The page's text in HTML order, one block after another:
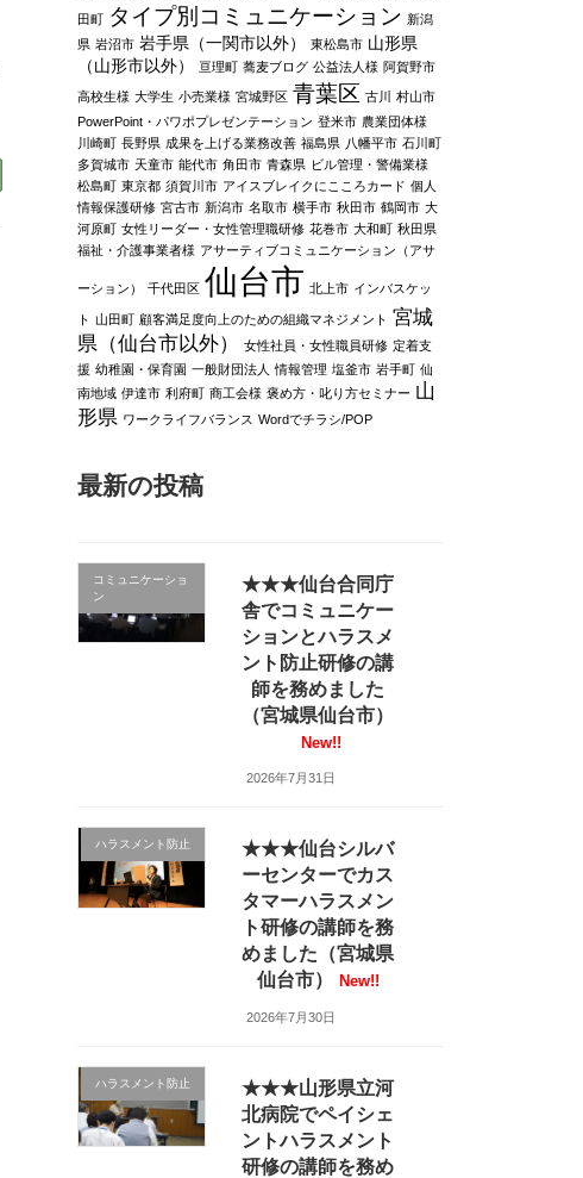
田町 タイプ別コミュニケーション 新潟
県 岩沼市 岩手県（一関市以外） 東松島市 山形県
（山形市以外）
亘理町 蕎麦ブログ 公益法人様 阿賀野市
高校生様 大学生 小売業様 宮城野区 青葉区 古川
村山市
PowerPoint・パワポプレゼンテーション 登米市 農業団体様
川崎町 長野県 成果を上げる業務改善 福島県 八幡平市 石川町
多賀城市 天童市 能代市 角田市 青森県 ビル管理・警備業様
松島町 東京都 須賀川市 アイスブレイクにこころカード 個人
情報保護研修 宮古市 新潟市 名取市 横手市 秋田市 鶴岡市 大
河原町 女性リーダー・女性管理職研修 花巻市 大和町 秋田県
福祉・介護事業者様 アサーティブコミュニケーション（アサ
ーション） 千代田区 仙台市 北上市 インバスケッ
ト 山田町 顧客満足度向上のための組織マネジメント 宮城
県（仙台市以外）
女性社員・女性職員研修 定着支
援 幼稚園・保育園 一般財団法人 情報管理 塩釜市 岩手町 仙
南地域 伊達市 利府町 商工会様 褒め方・叱り方セミナー 山
形県 ワークライフバランス Wordでチラシ/POP
最新の投稿
コミュニケーショ
ン
★★★仙台合同庁
舎でコミュニケー
ションとハラスメ
ント防止研修の講
師を務めました
（宮城県仙台市）
New!!
2026年7月31日
ハラスメント防止
★★★仙台シルバ
ーセンターでカス
タマーハラスメン
ト研修の講師を務
めました（宮城県
仙台市）
New!!
2026年7月30日
ハラスメント防止
★★★山形県立河
北病院でペイシェ
ントハラスメント
研修の講師を務め